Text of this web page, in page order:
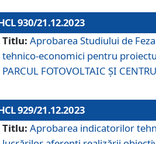
930/21.12.2023
Titlu: Aprobarea Studiului de
tehnico-economici pentru proiectul
PARCUL FOTOVOLTAIC ȘI
929/21.12.2023
Titlu: Aprobarea indicatorilor